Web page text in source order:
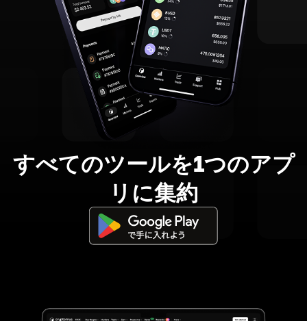
すべてのツールを1つのアプ
リに集約